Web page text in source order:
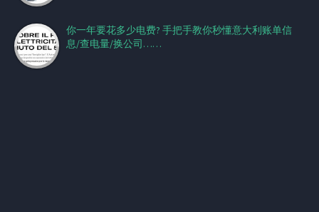
你一年要花多少电费? 手把手教你秒懂意大利账单信
息/查电量/换公司……